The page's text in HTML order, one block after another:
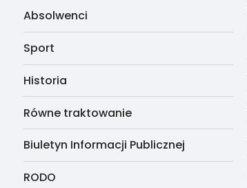
Absolwenci
Sport
Historia
Równe traktowanie
Biuletyn Informacji Publicznej
RODO